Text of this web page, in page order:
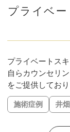
#輪郭の凹凸を解消
#下膨れ解消
#忘れ
#唇の縦ジワ解消
#
#肝斑解消
#自然な
#シミ解消
#表情ジ
#肌の赤みを解消
#
#凹凸のないなめらか
プライベ
プライベートス
自らカウンセリ
をご提供してお
施術症例 井